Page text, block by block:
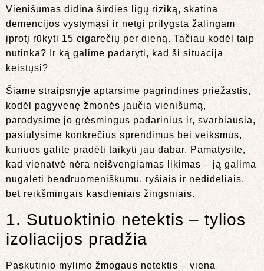
Vienišumas didina širdies ligų riziką, skatina
demencijos vystymąsi ir netgi prilygsta žalingam
įprotį rūkyti 15 cigarečių per dieną. Tačiau kodėl taip
nutinka? Ir ką galime padaryti, kad ši situacija
keistųsi?
Šiame straipsnyje aptarsime pagrindines priežastis,
kodėl pagyvenę žmonės jaučia vienišumą,
parodysime jo grėsmingus padarinius ir, svarbiausia,
pasiūlysime konkrečius sprendimus bei veiksmus,
kuriuos galite pradėti taikyti jau dabar. Pamatysite,
kad vienatvė nėra neišvengiamas likimas – ją galima
nugalėti bendruomeniškumu, ryšiais ir nedideliais,
bet reikšmingais kasdieniais žingsniais.
1. Sutuoktinio netektis – tylios
izoliacijos pradžia
Paskutinio mylimo žmogaus netektis – viena